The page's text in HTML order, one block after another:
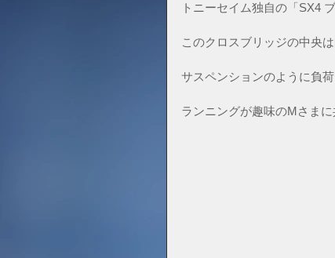
トニーセイム独自の「SX4
このクロスブリッジの中央
サスペンションのように負
ランニングが趣味のMさま